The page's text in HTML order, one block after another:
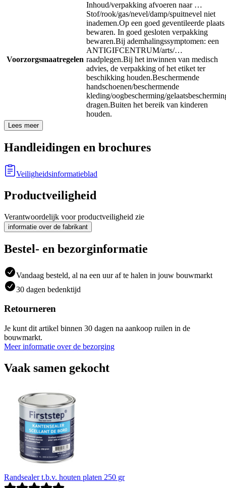
Voorzorgsmaatregelen
Inhoud/verpakking afvoeren naar …
Stof/rook/gas/nevel/damp/spuitnevel niet
inademen.Op een goed geventileerde plaats
bewaren. In goed gesloten verpakking
bewaren.Bij ademhalingssymptomen: een
ANTIGIFCENTRUM/arts/…
raadplegen.Bij het inwinnen van medisch
advies, de verpakking of het etiket ter
beschikking houden.Beschermende
handschoenen/beschermende
kleding/oogbescherming/
dragen.Buiten het bereik van kinderen
houden.
Lees meer
Handleidingen en brochures
Veiligheidsinformatieblad
Productveiligheid
Verantwoordelijk voor productveiligheid zie
informatie over de fabrikant
Bestel- en bezorginformatie
Vandaag besteld, al na een uur af te halen in jouw bouwmarkt
30 dagen bedenktijd
Retourneren
Je kunt dit artikel binnen 30 dagen na aankoop ruilen in de
bouwmarkt.
Meer informatie over de bezorging
Vaak samen gekocht
Randsealer t.b.v. houten platen 250 gr